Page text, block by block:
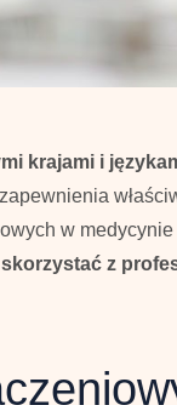
krajami i
w
z